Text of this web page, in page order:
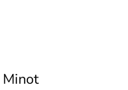
Minot